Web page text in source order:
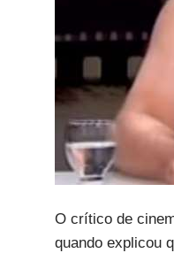
O crítico de
quando explicou